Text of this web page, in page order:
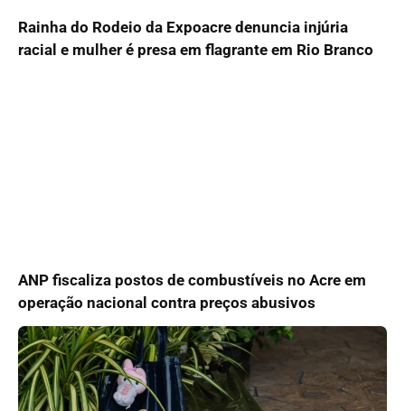
Rainha do Rodeio da Expoacre denuncia injúria
racial e mulher é presa em flagrante em Rio Branco
ANP fiscaliza postos de combustíveis no Acre em
operação nacional contra preços abusivos